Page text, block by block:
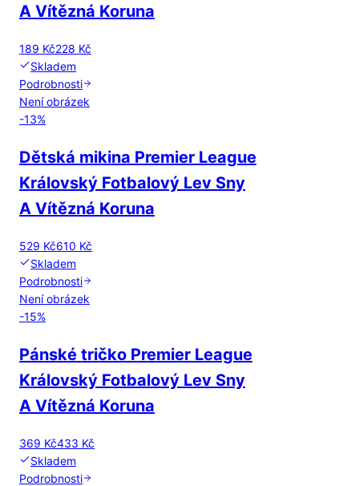
A Vítězná Koruna
189 Kč228 Kč
Skladem
Podrobnosti
Není obrázek
-13%
Dětská mikina Premier League
Královský Fotbalový Lev Sny
A Vítězná Koruna
529 Kč610 Kč
Skladem
Podrobnosti
Není obrázek
-15%
Pánské tričko Premier League
Královský Fotbalový Lev Sny
A Vítězná Koruna
369 Kč433 Kč
Skladem
Podrobnosti